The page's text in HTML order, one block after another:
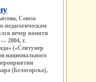
Союза
педагогическом
вечер памяти
2004, г.
(«Сеитумер
национального
(Белогорска),